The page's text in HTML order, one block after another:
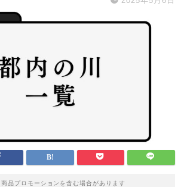
品プロモーションを含む場合があります